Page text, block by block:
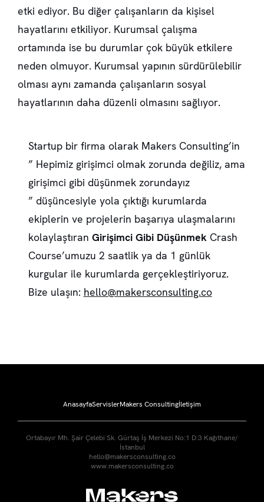
etki ediyor. Bu diğer çalışanların da kişisel
hayatlarını etkiliyor. Kurumsal çalışma
ortamında ise bu durumlar çok büyük etkilere
neden olmuyor. Kurumsal yapının sürdürülebilir
olması aynı zamanda çalışanların sosyal
hayatlarının daha düzenli olmasını sağlıyor.
Startup bir firma olarak Makers Consulting’in
” Hepimiz girişimci olmak zorunda değiliz, ama
girişimci gibi düşünmek zorundayız
” düşüncesiyle yola çıktığı kurumlarda
ekiplerin ve projelerin başarıya ulaşmalarını
kolaylaştıran Girişimci Gibi DüşünmekCrash
Course’umuzu 2 saatlik ya da 1 günlük
kurgular ile kurumlarda gerçekleştiriyoruz.
Bize ulaşın: hello@makersconsulting.co
AnasayfaServislerMakers Consultingİletişim
Ortabayır Mh. Şair Çelebi Sk. Gürtaş İş Merkezi No:1 D:3 Kağıthane/
İstanbul
hello@makersconsulting.co
www.makersconsulting.co